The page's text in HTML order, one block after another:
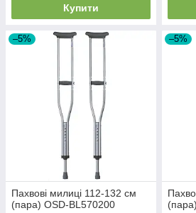
Купити
–5%
Пахвові милиці 112-132 см
(пара) OSD-BL570200
–5%